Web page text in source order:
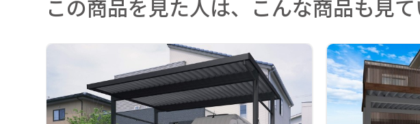
この商品を見た人は、こんな商品も見